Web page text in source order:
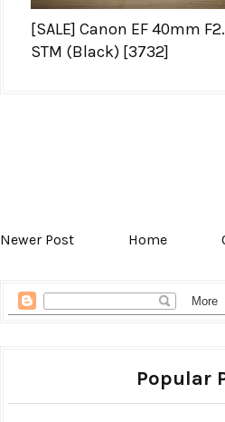
[SALE] Canon EF 40mm
STM (Black) [3732]
Newer Post Home
Popular